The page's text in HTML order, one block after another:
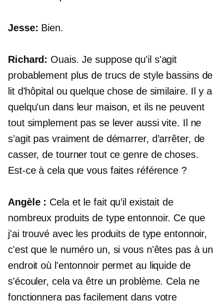
Jesse: Bien.
Richard: Ouais. Je suppose qu'il s'agit
probablement plus de trucs de style bassins de
lit d'hôpital ou quelque chose de similaire. Il y a
quelqu'un dans leur maison, et ils ne peuvent
tout simplement pas se lever aussi vite. Il ne
s’agit pas vraiment de démarrer, d’arrêter, de
casser, de tourner tout ce genre de choses.
Est-ce à cela que vous faites référence ?
Angèle : Cela et le fait qu’il existait de
nombreux produits de type entonnoir. Ce que
j'ai trouvé avec les produits de type entonnoir,
c'est que le numéro un, si vous n'êtes pas à un
endroit où l'entonnoir permet au liquide de
s'écouler, cela va être un problème. Cela ne
fonctionnera pas facilement dans votre